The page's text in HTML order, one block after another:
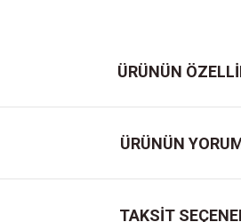
ÜRÜNÜN
ÜRÜNÜN
TAKSİT